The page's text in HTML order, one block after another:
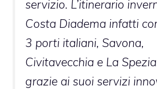
servizio. L’itinerario
Costa Diadema infatti
3 porti italiani, Savona,
Civitavecchia e La
grazie ai suoi servizi